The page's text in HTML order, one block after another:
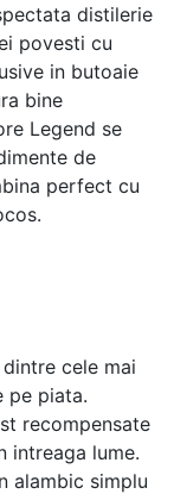
distilerie
povesti cu
in butoaie
bine
Legend se
de
perfect cu
cele mai
pe piata.
recompensate
intreaga lume.
alambic simplu